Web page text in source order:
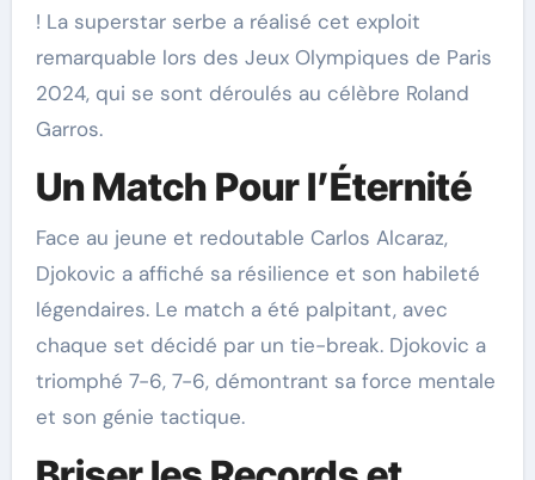
! La superstar serbe a réalisé cet exploit
remarquable lors des Jeux Olympiques de Paris
2024, qui se sont déroulés au célèbre Roland
Garros.
Un Match Pour l’Éternité
Face au jeune et redoutable Carlos Alcaraz,
Djokovic a affiché sa résilience et son habileté
légendaires. Le match a été palpitant, avec
chaque set décidé par un tie-break. Djokovic a
triomphé 7-6, 7-6, démontrant sa force mentale
et son génie tactique.